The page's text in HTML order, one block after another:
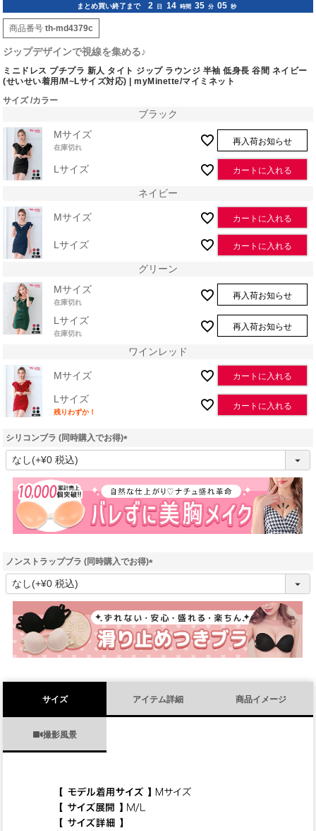
まとめ買い終了まで 2 日 14 時間 35 分 04 秒
商品番号 th-md4379c
ジップデザインで視線を集める♪
ミニドレス プチプラ 新人 タイト ジップ ラウンジ 半袖 低身長 谷間 ネイビー
(せいせい着用/M~Lサイズ対応) | myMinette/マイミネット
サイズ カラー
ブラック
Mサイズ
在庫切れ
再入荷お知らせ
Lサイズ カートに入れる
ネイビー
Mサイズ カートに入れる
Lサイズ カートに入れる
グリーン
Mサイズ
在庫切れ
再入荷お知らせ
Lサイズ
在庫切れ
再入荷お知らせ
ワインレッド
Mサイズ カートに入れる
Lサイズ
残りわずか！
カートに入れる
シリコンブラ (同時購入でお得)
(
須
)
ノンストラップブラ (同時購入でお得)
(
須
)
サイズ アイテム詳細 商品イメージ
撮影風景